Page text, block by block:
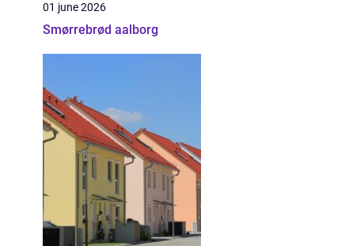
01 june 2026
Smørrebrød aalborg